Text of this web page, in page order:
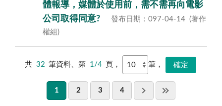
體報導，媒體於使用前，需不需再向電影
公司取得同意?
發布日期：097-04-14 (著作
權組)
共 32 筆資料、第 1/4 頁， 筆，
1 2 3 4